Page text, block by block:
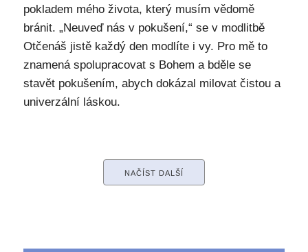
pokladem mého života, který musím vědomě
bránit. „Neuveď nás v pokušení,“ se v modlitbě
Otčenáš jistě každý den modlíte i vy. Pro mě to
znamená spolupracovat s Bohem a bděle se
stavět pokušením, abych dokázal milovat čistou a
univerzální láskou.
NAČÍST DALŠÍ